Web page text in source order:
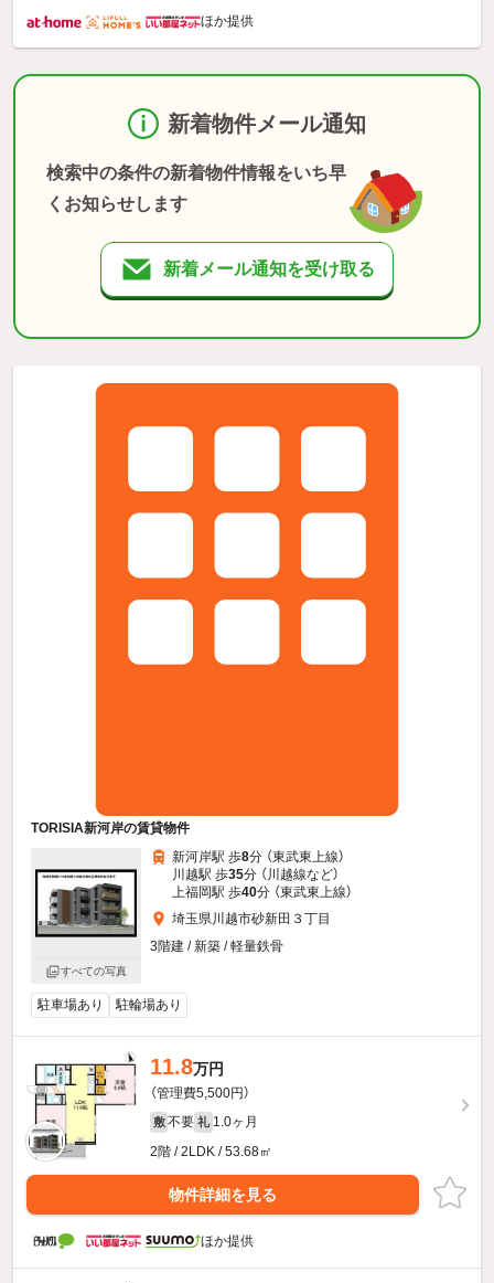
ほか提供
新着物件メール通知
検索中の条件の新着物件情報をいち早
くお知らせします
新着メール通知を受け取る
TORISIA新河岸の賃貸物件
すべての写真
新河岸駅 歩8分 （東武東上線）
川越駅 歩35分 （川越線など）
上福岡駅 歩40分 （東武東上線）
埼玉県川越市砂新田３丁目
3階建 / 新築 / 軽量鉄骨
駐車場あり 駐輪場あり
11.8万円
（管理費5,500円）
敷 不要 礼 1.0ヶ月
2階 / 2LDK / 53.68㎡
物件詳細を見る
ほか提供